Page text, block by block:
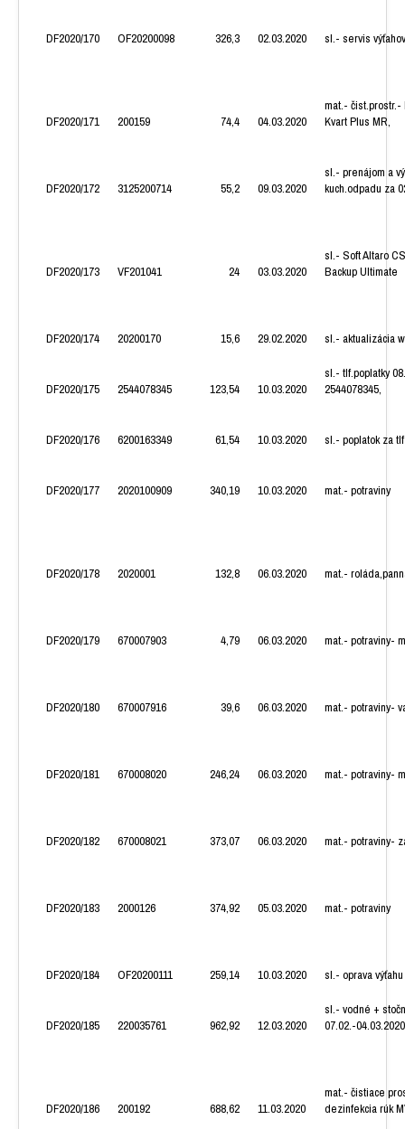
DF2020/170 OF20200098 326,3 02.03.2020 sl.- servis
DF2020/171 200159 74,4 04.03.2020
mat.-
Kvart Plus MR,
DF2020/172 3125200714 55,2 09.03.2020
sl.- prenájom a
kuch.odpadu za
DF2020/173 VF201041 24 03.03.2020
sl.- Soft Altaro
Backup Ultimate
DF2020/174 20200170 15,6 29.02.2020 sl.- aktualizácia
DF2020/175 2544078345 123,54 10.03.2020
sl.- tlf.poplatky
2544078345,
DF2020/176 6200163349 61,54 10.03.2020 sl.- poplatok za
DF2020/177 2020100909 340,19 10.03.2020 mat.- potraviny
DF2020/178 2020001 132,8 06.03.2020 mat.-
DF2020/179 670007903 4,79 06.03.2020 mat.- potraviny-
DF2020/180 670007916 39,6 06.03.2020 mat.- potraviny-
DF2020/181 670008020 246,24 06.03.2020 mat.- potraviny-
DF2020/182 670008021 373,07 06.03.2020 mat.- potraviny-
DF2020/183 2000126 374,92 05.03.2020 mat.- potraviny
DF2020/184 OF20200111 259,14 10.03.2020 sl.- oprava výťahu
DF2020/185 220035761 962,92 12.03.2020
sl.- vodné +
07.02.-04.03.2020
DF2020/186 200192 688,62 11.03.2020
mat.- čistiace
dezinfekcia rúk